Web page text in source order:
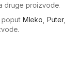
druge proizvode.
poputMleko ,Puter,